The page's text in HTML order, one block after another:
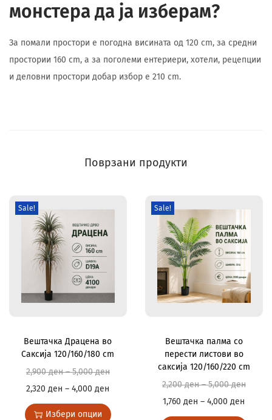
монстера да ја изберам?
За помали простори е погодна висината од 120 cm, за средни
простории 160 cm, а за поголеми ентериери, хотели, рецепции
и деловни простори добар избор е 210 cm.
Поврзани продукти
Sale!
Вештачка Драцена во
Саксија 120/160/180 cm
2,900ден–5,000ден
2,320ден –4,000ден
Избери опции
Sale!
Вештачка палма со
перести листови во
саксија 120/160/220 cm
2,200ден–5,000ден
1,760ден –4,000ден